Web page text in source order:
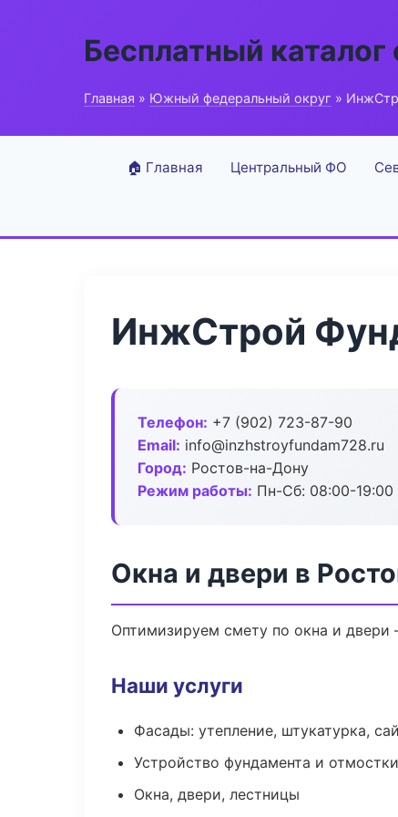
Бесплатный
Главная » Южный федеральный округ »
🏠 Главная Центральный ФО
ИнжСтрой
Телефон: +7 (902) 723-87-90
Email: info@inzhstroyfundam728.ru
Город: Ростов-на-Дону
Режим работы: Пн-Сб: 08:00-19:00
Окна и двери в
Оптимизируем смету по окна и двери
Наши услуги
Фасады: утепление, штукатурка,
Устройство фундамента и отмостки
Окна, двери, лестницы